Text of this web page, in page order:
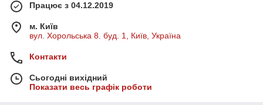
Працює з 04.12.2019
м. Київ
вул. Хорольська 8. буд. 1, Київ, Україна
Контакти
Сьогодні вихідний
Показати весь графік роботи